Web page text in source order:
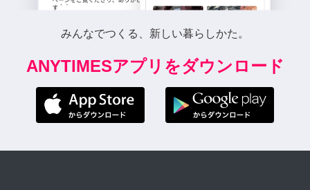
みんなでつくる、新しい暮らしかた。
ANYTIMESアプリをダウンロード